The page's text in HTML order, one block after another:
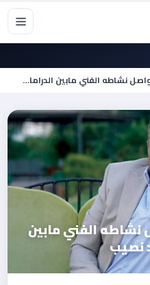
نشاطه الفني مابين الدراما…
نشاطه الفني مابين
نصيب